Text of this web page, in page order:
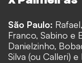
São Paulo:
Franco, Sabino e
Danielzinho,
Silva (ou Calleri) e